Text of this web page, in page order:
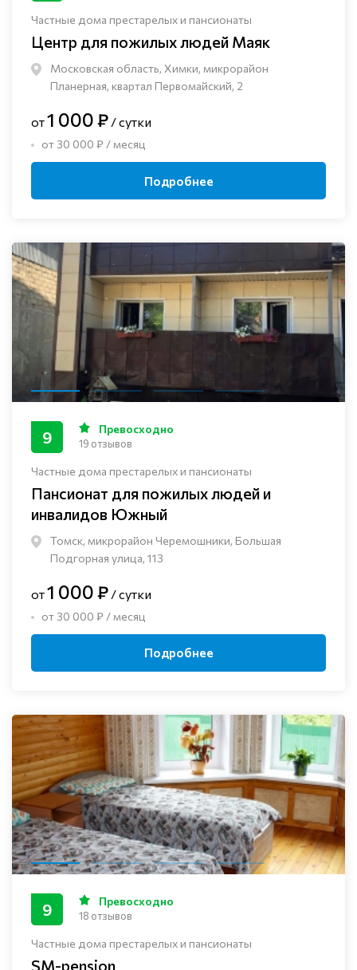
Частные дома престарелых и пансионаты
Центр для пожилых людей Маяк
Московская область, Химки, микрорайон
Планерная, квартал Первомайский, 2
от1 000 ₽ / сутки
от 30 000 ₽ / месяц
Подробнее
Частные дома престарелых и пансионаты
Пансионат для пожилых людей и
инвалидов Южный
Томск, микрорайон Черемошники, Большая
Подгорная улица, 113
9 Превосходно
19 отзывов
от1 000 ₽ / сутки
от 30 000 ₽ / месяц
Подробнее
Частные дома престарелых и пансионаты
SM-pension
9 Превосходно
18 отзывов